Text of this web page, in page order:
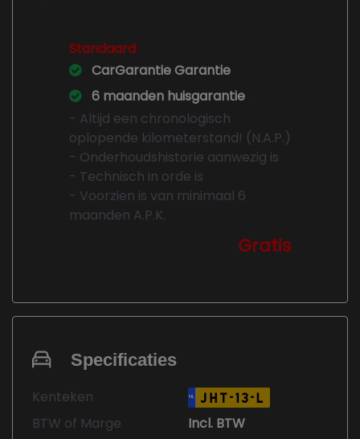
Standaard
CarGarantie Garantie
6 maanden huisgarantie
- Altijd een chronologisch
oplopende kilometerstand! (N.A.P.)
- Onderhoudshistorie aanwezig is
- Technisch in orde is
- Voorzien is van minimaal 6
maanden A.P.K.
Gratis
Specificaties
Kenteken NL JHT-13-L
BTW of Marge
Incl. BTW